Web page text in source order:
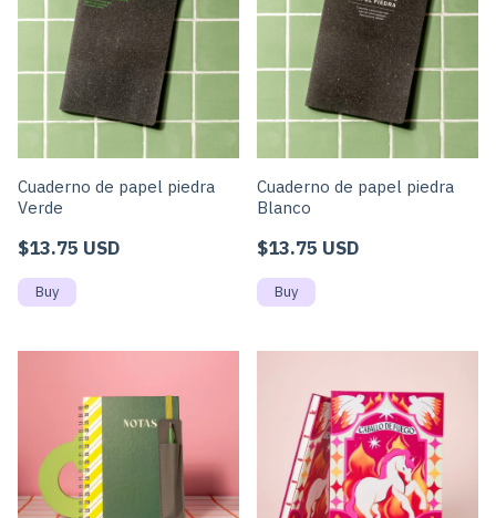
Cuaderno de papel piedra
Verde
$13.75 USD
Cuaderno de papel piedra
Blanco
$13.75 USD